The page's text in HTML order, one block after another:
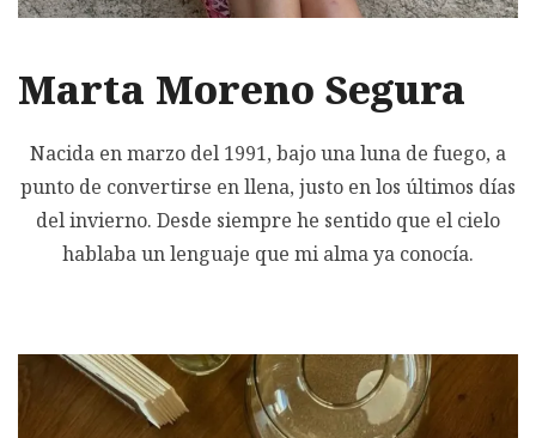
Marta Moreno Segura
Nacida en marzo del 1991, bajo una luna de fuego, a
punto de convertirse en llena, justo en los últimos días
del invierno. Desde siempre he sentido que el cielo
hablaba un lenguaje que mi alma ya conocía.